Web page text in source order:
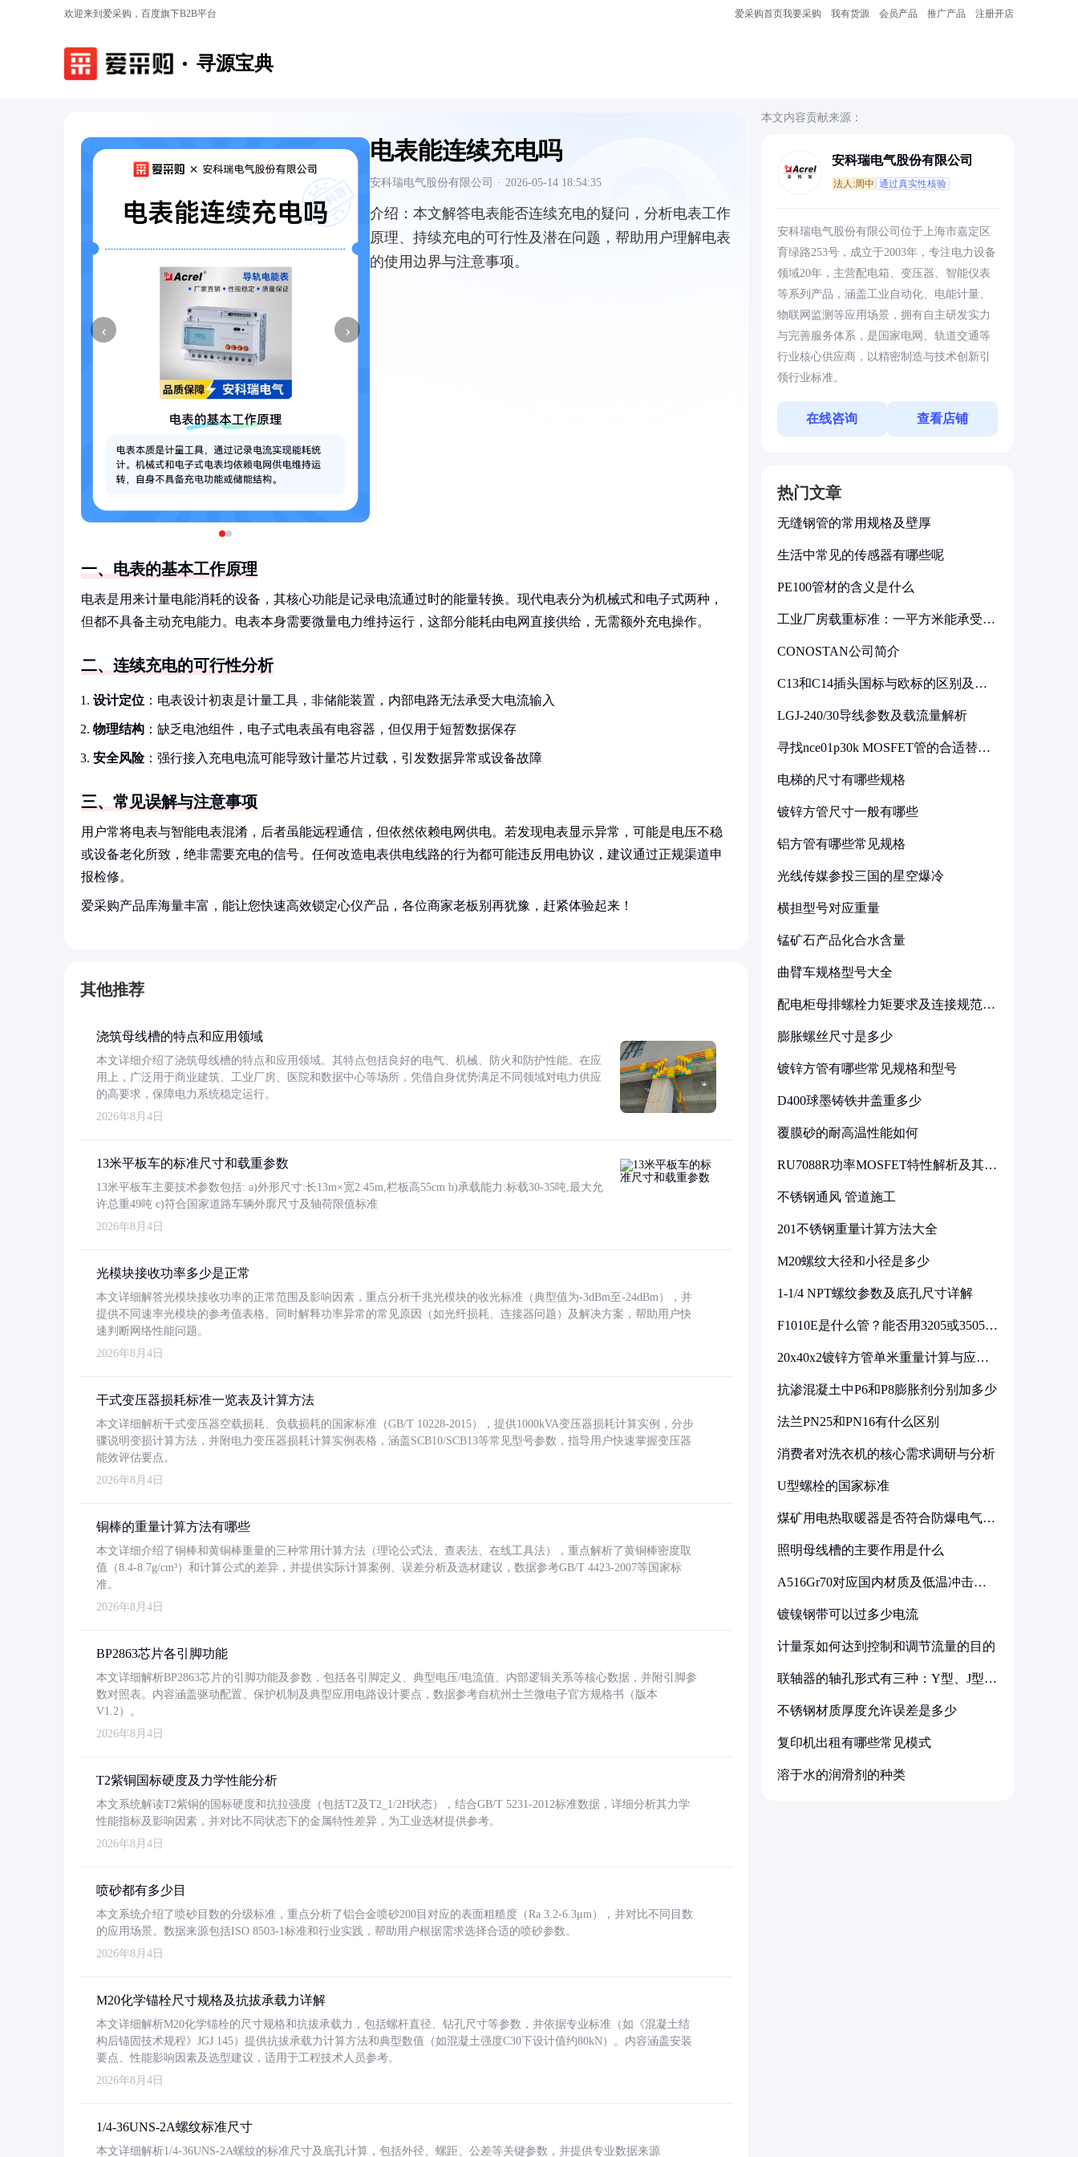
欢迎来到爱采购，百度旗下B2B平台 爱采购首页我要采购 我有货源 会员产品 推广产品 注册开店
寻源宝典
‹ ›
电表能连续充电吗
安科瑞电气股份有限公司 · 2026-05-14 18:54:35
介绍： 本文解答电表能否连续充电的疑问，分析电表工作
原理、持续充电的可行性及潜在问题，帮助用户理解电表
的使用边界与注意事项。
一、电表的基本工作原理
电表是用来计量电能消耗的设备，其核心功能是记录电流通过时的能量转换。现代电表分为机械式和电子式两种，
但都不具备主动充电能力。电表本身需要微量电力维持运行，这部分能耗由电网直接供给，无需额外充电操作。
二、连续充电的可行性分析
设计定位 ：电表设计初衷是计量工具，非储能装置，内部电路无法承受大电流输入
物理结构 ：缺乏电池组件，电子式电表虽有电容器，但仅用于短暂数据保存
安全风险：强行接入充电电流可能导致计量芯片过载，引发数据异常或设备故障
三、常见误解与注意事项
用户常将电表与智能电表混淆，后者虽能远程通信，但依然依赖电网供电。若发现电表显示异常，可能是电压不稳
或设备老化所致，绝非需要充电的信号。任何改造电表供电线路的行为都可能违反用电协议，建议通过正规渠道申
报检修。
爱采购产品库海量丰富，能让您快速高效锁定心仪产品，各位商家老板别再犹豫，赶紧体验起来！
其他推荐
浇筑母线槽的特点和应用领域
本文详细介绍了浇筑母线槽的特点和应用领域。其特点包括良好的电气、机械、防火和防护性能。在应
用上，广泛用于商业建筑、工业厂房、医院和数据中心等场所，凭借自身优势满足不同领域对电力供应
的高要求，保障电力系统稳定运行。
2026年8月4日
13米平板车的标准尺寸和载重参数
13米平板车主要技术参数包括: a)外形尺寸:长13m×宽2.45m,栏板高55cm b)承载能力:标载30-35吨,最大允
许总重49吨 c)符合国家道路车辆外廓尺寸及轴荷限值标准
2026年8月4日
光模块接收功率多少是正常
本文详细解答光模块接收功率的正常范围及影响因素，重点分析千兆光模块的收光标准（典型值为-3dBm至-24dBm），并
提供不同速率光模块的参考值表格。同时解释功率异常的常见原因（如光纤损耗、连接器问题）及解决方案，帮助用户快
速判断网络性能问题。
2026年8月4日
干式变压器损耗标准一览表及计算方法
本文详细解析干式变压器空载损耗、负载损耗的国家标准（GB/T 10228-2015），提供1000kVA变压器损耗计算实例，分步
骤说明变损计算方法，并附电力变压器损耗计算实例表格，涵盖SCB10/SCB13等常见型号参数，指导用户快速掌握变压器
能效评估要点。
2026年8月4日
铜棒的重量计算方法有哪些
本文详细介绍了铜棒和黄铜棒重量的三种常用计算方法（理论公式法、查表法、在线工具法），重点解析了黄铜棒密度取
值（8.4-8.7g/cm³）和计算公式的差异，并提供实际计算案例、误差分析及选材建议，数据参考GB/T 4423-2007等国家标
准。
2026年8月4日
BP2863芯片各引脚功能
本文详细解析BP2863芯片的引脚功能及参数，包括各引脚定义、典型电压/电流值、内部逻辑关系等核心数据，并附引脚参
数对照表。内容涵盖驱动配置、保护机制及典型应用电路设计要点，数据参考自杭州士兰微电子官方规格书（版本
V1.2）。
2026年8月4日
T2紫铜国标硬度及力学性能分析
本文系统解读T2紫铜的国标硬度和抗拉强度（包括T2及T2_1/2H状态），结合GB/T 5231-2012标准数据，详细分析其力学
性能指标及影响因素，并对比不同状态下的金属特性差异，为工业选材提供参考。
2026年8月4日
喷砂都有多少目
本文系统介绍了喷砂目数的分级标准，重点分析了铝合金喷砂200目对应的表面粗糙度（Ra 3.2-6.3μm），并对比不同目数
的应用场景。数据来源包括ISO 8503-1标准和行业实践，帮助用户根据需求选择合适的喷砂参数。
2026年8月4日
M20化学锚栓尺寸规格及抗拔承载力详解
本文详细解析M20化学锚栓的尺寸规格和抗拔承载力，包括螺杆直径、钻孔尺寸等参数，并依据专业标准（如《混凝土结
构后锚固技术规程》JGJ 145）提供抗拔承载力计算方法和典型数值（如混凝土强度C30下设计值约80kN）。内容涵盖安装
要点、性能影响因素及选型建议，适用于工程技术人员参考。
2026年8月4日
1/4-36UNS-2A螺纹标准尺寸
本文详细解析1/4-36UNS-2A螺纹的标准尺寸及底孔计算，包括外径、螺距、公差等关键参数，并提供专业数据来源
本文内容贡献来源：
安科瑞电气股份有限公司
法人:周中 通过真实性核验
安科瑞电气股份有限公司位于上海市嘉定区
育绿路253号，成立于2003年，专注电力设备
领域20年，主营配电箱、变压器、智能仪表
等系列产品，涵盖工业自动化、电能计量、
物联网监测等应用场景，拥有自主研发实力
与完善服务体系，是国家电网、轨道交通等
行业核心供应商，以精密制造与技术创新引
领行业标准。
在线咨询 查看店铺
热门文章
无缝钢管的常用规格及壁厚
生活中常见的传感器有哪些呢
PE100管材的含义是什么
工业厂房载重标准：一平方米能承受多
CONOSTAN公司简介
C13和C14插头国标与欧标的区别及其
LGJ-240/30导线参数及载流量解析
寻找nce01p30k MOSFET管的合适替代
电梯的尺寸有哪些规格
镀锌方管尺寸一般有哪些
铝方管有哪些常见规格
光线传媒参投三国的星空爆冷
横担型号对应重量
锰矿石产品化合水含量
曲臂车规格型号大全
配电柜母排螺栓力矩要求及连接规范详
膨胀螺丝尺寸是多少
镀锌方管有哪些常见规格和型号
D400球墨铸铁井盖重多少
覆膜砂的耐高温性能如何
RU7088R功率MOSFET特性解析及其在
不锈钢通风 管道施工
201不锈钢重量计算方法大全
M20螺纹大径和小径是多少
1-1/4 NPT螺纹参数及底孔尺寸详解
F1010E是什么管？能否用3205或3505代
20x40x2镀锌方管单米重量计算与应用
抗渗混凝土中P6和P8膨胀剂分别加多少
法兰PN25和PN16有什么区别
消费者对洗衣机的核心需求调研与分析
U型螺栓的国家标准
煤矿用电热取暖器是否符合防爆电气设
照明母线槽的主要作用是什么
A516Gr70对应国内材质及低温冲击要
镀镍钢带可以过多少电流
计量泵如何达到控制和调节流量的目的
联轴器的轴孔形式有三种：Y型、J型、
不锈钢材质厚度允许误差是多少
复印机出租有哪些常见模式
溶于水的润滑剂的种类